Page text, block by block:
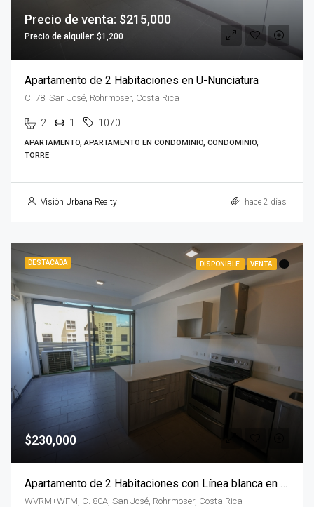
Precio de venta: $215,000
Precio de alquiler: $1,200
Apartamento de 2 Habitaciones en U-Nunciatura
C. 78, San José, Rohrmoser, Costa Rica
2 1 1070
APARTAMENTO, APARTAMENTO EN CONDOMINIO, CONDOMINIO,
TORRE
Visión Urbana Realty hace 2 días
DESTACADA DISPONIBLE VENTA .
$230,000
Apartamento de 2 Habitaciones con Línea blanca en QBO Rohrmoser
WVRM+WFM, C. 80A, San José, Rohrmoser, Costa Rica